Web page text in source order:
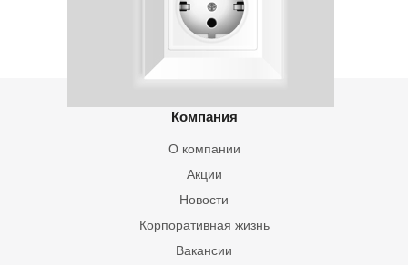
Компания
О компании
Акции
Новости
Корпоративная жизнь
Вакансии